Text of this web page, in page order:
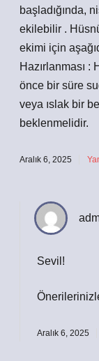
başladığında,
ekilebilir .
ekimi için
Hazırlanması
önce bir süre
veya ıslak bir
beklenmelidir.
Aralık 6, 2025
Sevil!
Aralık 6, 2025